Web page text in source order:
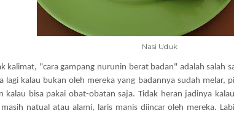
Nasi Uduk
kalimat, "cara gampang nurunin berat badan" adalah salah
lagi kalau bukan oleh mereka yang badannya sudah melar,
kalau bisa pakai obat-obatan saja. Tidak heran jadinya
natual atau alami, laris manis diincar oleh mereka.